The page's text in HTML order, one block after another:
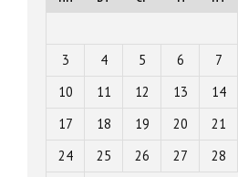
3
4 5 6 7
10
11 12 13 14
17
18 19 20 21
24
25 26 27 28